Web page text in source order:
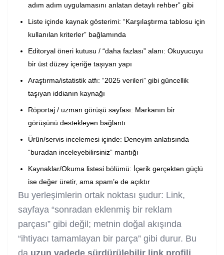
adım adım uygulamasını anlatan detaylı rehber” gibi
Liste içinde kaynak gösterimi: “Karşılaştırma tablosu için
kullanılan kriterler” bağlamında
Editoryal öneri kutusu / “daha fazlası” alanı: Okuyucuyu
bir üst düzey içeriğe taşıyan yapı
Araştırma/istatistik atfı: “2025 verileri” gibi güncellik
taşıyan iddianın kaynağı
Röportaj / uzman görüşü sayfası: Markanın bir
görüşünü destekleyen bağlantı
Ürün/servis incelemesi içinde: Deneyim anlatısında
“buradan inceleyebilirsiniz” mantığı
Kaynaklar/Okuma listesi bölümü: İçerik gerçekten güçlü
ise değer üretir, ama spam’e de açıktır
Bu yerleşimlerin ortak noktası şudur: Link,
sayfaya “sonradan eklenmiş bir reklam
parçası” gibi değil; metnin doğal akışında
“ihtiyacı tamamlayan bir parça” gibi durur. Bu
da uzun vadede sürdürülebilir link profili